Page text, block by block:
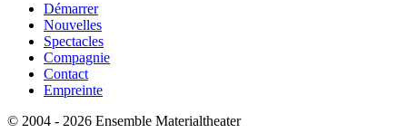
Démarrer
Nouvelles
Spectacles
Compagnie
Contact
Empreinte
© 2004 - 2026 Ensemble Materialtheater